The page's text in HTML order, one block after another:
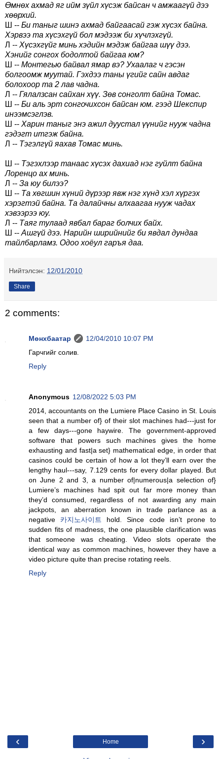
Өмнөх ахмад яг ийм зүйл хүсэж байсан ч амжаагүй дээ
хөөрхий.
Ш -- Би таныг шинэ ахмад байгаасай гэж хүсэх байна.
Хэрвээ та хүсэхгүй бол мэдээж би хүчлэхгүй.
Л -- Хүсэхгүйг минь хэдийн мэдэж байгаа шүү дээ.
Хэнийг сонгох бодолтой байгаа юм?
Ш -- Монтегью байвал ямар вэ? Ухаалаг ч гэсэн
болгоомж муутай. Гэхдээ таны үгийг сайн авдаг
болохоор та 2 лав чадна.
Л -- Гялалзсан сайхан хүү. Зөв сонголт байна Томас.
Ш -- Би аль эрт сонгочихсон байсан юм. гээд Шекспир
инээмсэглэв.
Ш -- Харин таныг энэ ажил дуустал үүнийг нууж чадна
гэдэгт итгэж байна.
Л -- Тэгэлгүй яахав Томас минь.
Ш -- Тэгэхлээр танаас хүсэх дахиад нэг гуйлт байна
Лоренцо ах минь.
Л -- За юу билээ?
Ш -- Та хөгшин хүний дүрээр явж нэг хүнд хэл хүргэх
хэрэгтэй байна. Та далайчны алхаагаа нууж чадах
хэвээрээ юу.
Л -- Таяг тулаад явбал бараг болчих байх.
Ш -- Ашгүй дээ. Нарийн ширийнийг би явдал дундаа
тайлбарламз. Одоо хоёул гаръя даа.
Нийтэлсэн: 12/01/2010
Share
2 comments:
Мөнхбаатар
12/04/2010 10:07 PM
Гарчгийг солив.
Reply
Anonymous 12/08/2022 5:03 PM
2014, accountants on the Lumiere Place Casino in St. Louis
seen that a number of} of their slot machines had---just for
a few days---gone haywire. The government-approved
software that powers such machines gives the home
exhausting and fast|a set} mathematical edge, in order that
casinos could be certain of how a lot they’ll earn over the
lengthy haul---say, 7.129 cents for every dollar played. But
on June 2 and 3, a number of|numerous|a selection of}
Lumiere’s machines had spit out far more money than
they’d consumed, regardless of not awarding any main
jackpots, an aberration known in trade parlance as a
negative 카지노사이트
hold. Since code isn’t prone to
sudden fits of madness, the one plausible clarification was
that someone was cheating. Video slots operate the
identical way as common machines, however they have a
video picture quite than precise rotating reels.
Reply
‹ ›
Home